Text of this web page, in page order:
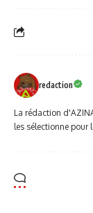
redaction
La rédaction
les sélectionne